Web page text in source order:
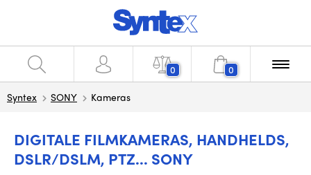
0 0
Syntex SONY Kameras
DIGITALE FILMKAMERAS, HANDHELDS,
DSLR/DSLM, PTZ... SONY